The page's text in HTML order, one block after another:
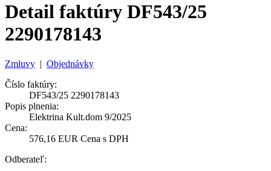
Detail faktúry DF543/25
2290178143
Zmluvy | Objednávky
Číslo faktúry:
DF543/25 2290178143
Popis plnenia:
Elektrina Kult.dom 9/2025
Cena:
576,16 EUR Cena s DPH
Odberateľ: